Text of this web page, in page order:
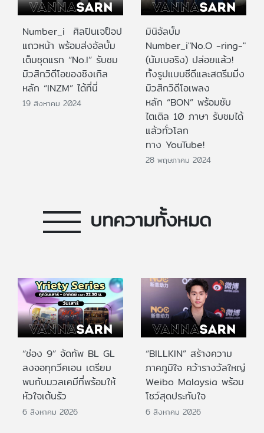
Number_i ศิลปินเจป็อป
แถวหน้า พร้อมส่งอัลบั้ม
เต็มชุดแรก “No.I” รับชม
มิวสิกวิดีโอของซิงเกิล
หลัก “INZM” ได้ที่นี่
19 สิงหาคม 2024
มินิอัลบั้ม
Number_i"No.O -ring-"
(นัมเบอริง) ปล่อยแล้ว!
ทั้งรูปแบบซีดีและสตรีมมิ่ง
มิวสิกวิดีโอเพลง
หลัก “BON” พร้อมซับ
ไตเติล 10 ภาษา รับชมได้
แล้วทั่วโลก
ทาง YouTube!
28 พฤษภาคม 2024
บทความทั้งหมด
“ช่อง 9” จัดทัพ BL GL
ลงจอทุกวีคเอน เตรียม
พบกับมวลเคมีที่พร้อมให้
หัวใจเต้นรัว
6 สิงหาคม 2026
“BILLKIN” สร้างความ
ภาคภูมิใจ คว้ารางวัลใหญ่
Weibo Malaysia พร้อม
โชว์สุดประทับใจ
6 สิงหาคม 2026